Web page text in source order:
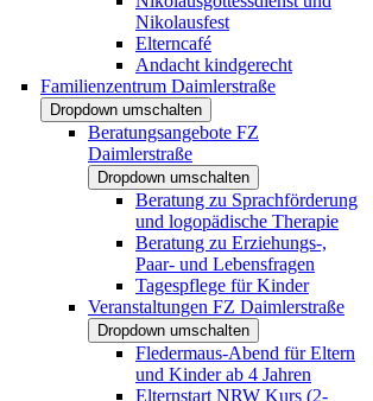
Nikolausfest
Elterncafé
Andacht kindgerecht
Familienzentrum Daimlerstraße
Dropdown umschalten
Beratungsangebote FZ
Daimlerstraße
Dropdown umschalten
Beratung zu Sprachförderung
und logopädische Therapie
Beratung zu Erziehungs-,
Paar- und Lebensfragen
Tagespflege für Kinder
Veranstaltungen FZ Daimlerstraße
Dropdown umschalten
Fledermaus-Abend für Eltern
und Kinder ab 4 Jahren
Elternstart NRW Kurs (2-